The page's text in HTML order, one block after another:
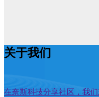
关于我们
在奈斯科技分享社区，我